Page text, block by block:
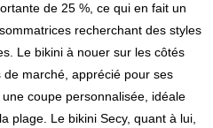
de 25 %, ce qui en fait un
recherchant des styles
Le bikini à nouer sur les côtés
marché, apprécié pour ses
coupe personnalisée, idéale
plage. Le bikini Secy, quant à lui,